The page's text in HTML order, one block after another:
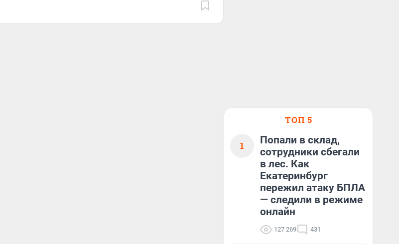
ТОП 5
1
Попали в склад,
сотрудники сбегали
в лес. Как
Екатеринбург
пережил атаку БПЛА
— следили в режиме
онлайн
127 269 431